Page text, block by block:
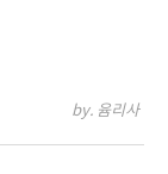
by. 윰리사